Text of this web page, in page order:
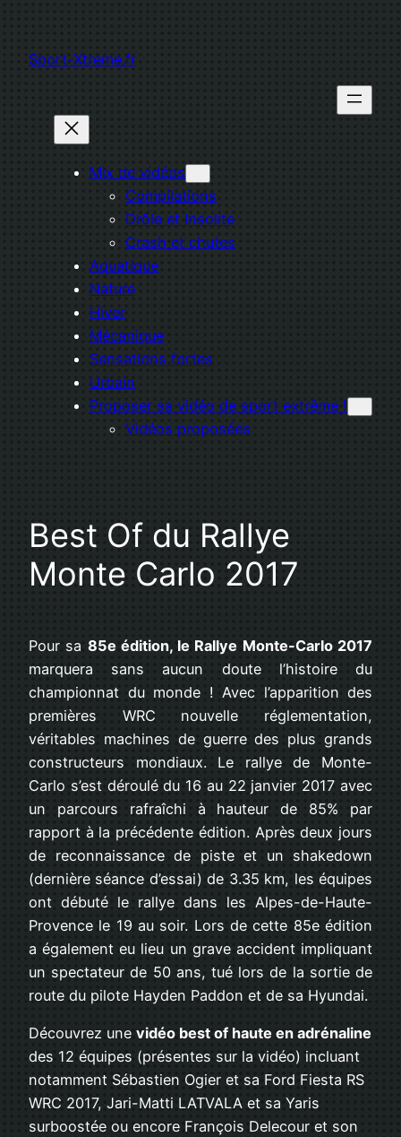
contenu
Sport-Xtreme.fr
Mix de vidéos
Compilations
Drôle et Insolite
Crash et chutes
Aquatique
Nature
Hiver
Mécanique
Sensations fortes
Urbain
Proposer sa vidéo de sport extrême !
Vidéos proposées
Best Of du Rallye
Monte Carlo 2017
Pour sa 85e édition, le Rallye Monte-Carlo 2017
marquera sans aucun doute l’histoire du
championnat du monde ! Avec l’apparition des
premières WRC nouvelle réglementation,
véritables machines de guerre des plus grands
constructeurs mondiaux. Le rallye de Monte-
Carlo s’est déroulé du 16 au 22 janvier 2017 avec
un parcours rafraîchi à hauteur de 85% par
rapport à la précédente édition. Après deux jours
de reconnaissance de piste et un shakedown
(dernière séance d’essai) de 3.35 km, les équipes
ont débuté le rallye dans les Alpes-de-Haute-
Provence le 19 au soir. Lors de cette 85e édition
a également eu lieu un grave accident impliquant
un spectateur de 50 ans, tué lors de la sortie de
route du pilote Hayden Paddon et de sa Hyundai.
Découvrez une vidéo best of haute en adrénaline
des 12 équipes (présentes sur la vidéo) incluant
notamment Sébastien Ogier et sa Ford Fiesta RS
WRC 2017, Jari-Matti LATVALA et sa Yaris
surboostée ou encore François Delecour et son